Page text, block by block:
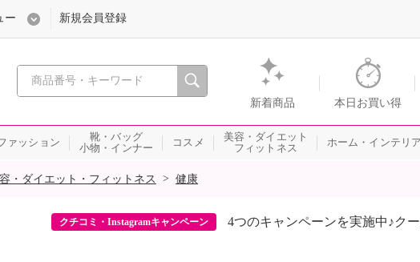
心おどる、瞬間を。通販・テレビショッピングのショップチャンネル
新着商品 本日お買い得
ー 新規会員登録
ァッション
靴・バッグ
小物・インナー
コスメ
美容・ダイエット
フィットネス
ホーム・インテリア
・ダイエット・フィットネス > 健康
クチコミ・Instagramキャンペーン 4つのキャンペーンを実施中♪ク